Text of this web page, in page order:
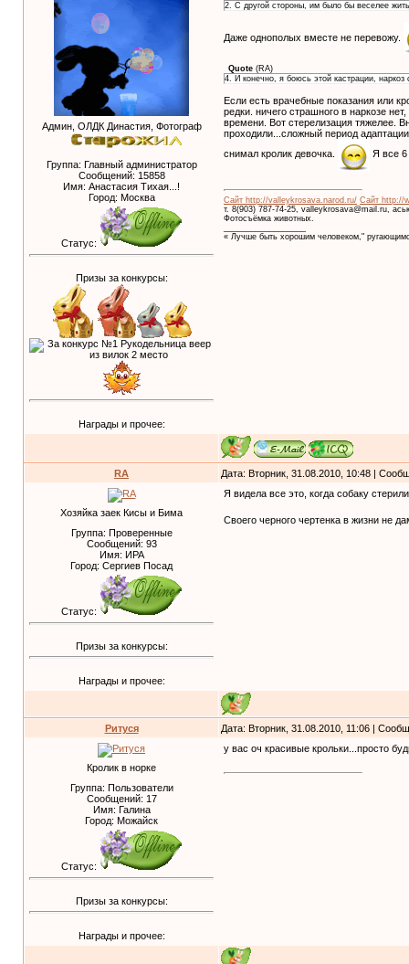
Админ, ОЛДК Династия, Фотограф
Группа: Главный администратор
Сообщений: 15858
Имя: Анастасия Тихая...!
Город: Москва
Статус:
Призы за конкурсы:
Награды и прочее:
2. С другой стороны, им было бы веселее
Даже однополых вместе не перевожу.
Quote (RA)
4. И конечно, я боюсь этой кастрации, наркоз
Если есть врачебные показания или
редки. ничего страшного в наркозе
времени. Вот стерелизация тяжелее.
проходили...сложный период
снимал кролик девочка.
Я все 6
Сайт http://valleykrosava.narod.ru/ Сайт http://
т. 8(903) 787-74-25, valleykrosava@mail.ru,
Фотосъёмка животных.
« Лучше быть хорошим человеком,"
RA Дата: Вторник, 31.08.2010, 10:48 |
Хозяйка заек Кисы и Бима
Группа: Проверенные
Сообщений: 93
Имя: ИРА
Город: Сергиев Посад
Статус:
Призы за конкурсы:
Награды и прочее:
Я видела все это, когда собаку
Своего черного чертенка в жизни не
Ритуся Дата: Вторник, 31.08.2010, 11:06 |
Кролик в норке
Группа: Пользователи
Сообщений: 17
Имя: Галина
Город: Можайск
Статус:
Призы за конкурсы:
Награды и прочее:
у вас оч красивые крольки...просто